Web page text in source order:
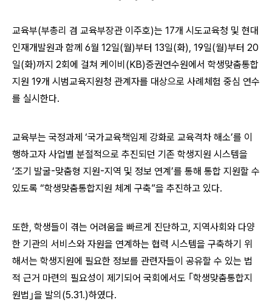
교육부(부총리 겸 교육부장관 이주호)는 17개 시도교육청 및 현대
인재개발원과 함께 6월 12일(월)부터 13일(화), 19일(월)부터 20
일(화)까지 2회에 걸쳐 케이비(KB)증권연수원에서 학생맞춤통합
지원 19개 시범교육지원청 관계자를 대상으로 사례체험 중심 연수
를 실시한다.
교육부는 국정과제 ‘국가교육책임제 강화로 교육격차 해소’를 이
행하고자 사업별 분절적으로 추진되던 기존 학생지원 시스템을
‘조기 발굴-맞춤형 지원-지역 및 정보 연계’를 통해 통합 지원할 수
있도록 “학생맞춤통합지원 체계 구축”을 추진하고 있다.
또한, 학생들이 겪는 어려움을 빠르게 진단하고, 지역사회와 다양
한 기관의 서비스와 자원을 연계하는 협력 시스템을 구축하기 위
해서는 학생지원에 필요한 정보를 관련자들이 공유할 수 있는 법
적 근거 마련의 필요성이 제기되어 국회에서도 ｢학생맞춤통합지
원법｣을 발의(5.31.)하였다.